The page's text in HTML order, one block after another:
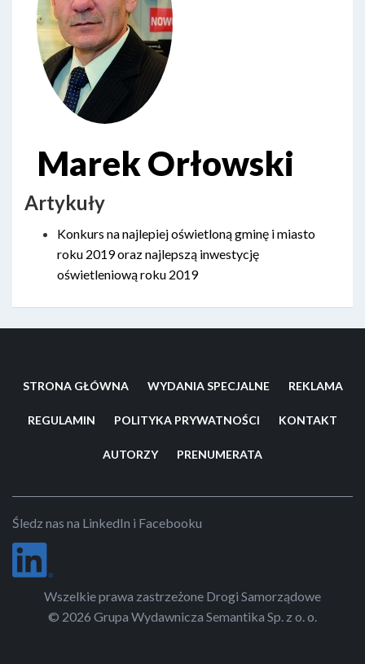
Marek Orłowski
Artykuły
Konkurs na najlepiej oświetloną gminę i miasto
roku 2019 oraz najlepszą inwestycję
oświetleniową roku 2019
STRONA GŁÓWNA WYDANIA SPECJALNE REKLAMA
REGULAMIN POLITYKA PRYWATNOŚCI KONTAKT
AUTORZY PRENUMERATA
Śledz nas na LinkedIn i Facebooku
Wszelkie prawa zastrzeżone Drogi Samorządowe
© 2026 Grupa Wydawnicza Semantika Sp. z o. o.